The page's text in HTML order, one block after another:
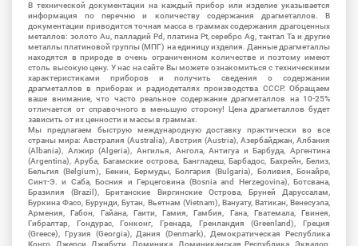
В технической документации на каждый прибор или изделие указывается
информация по перечню и количеству содержания драгметаллов. В
документации приводится точная масса в граммах содержания драгоценных
металлов: золото Au, палладий Pd, платина Pt, серебро Ag, тантал Ta и другие
металлы платиновой группы (МПГ) на единицу изделия. Данные драгметаллы
находятся в природе в очень ограниченном количестве и поэтому имеют
столь высокую цену. У нас на сайте Вы можете ознакомиться с техническими
характеристиками приборов и получить сведения о содержании
драгметаллов в приборах и радиодеталях производства СССР. Обращаем
ваше внимание, что часто реальное содержание драгметаллов на 10-25%
отличается от справочного в меньшую сторону! Цена драгметаллов будет
зависить от их ценности и массы в граммах.
Мы предлагаем быструю международную доставку практически во все
страны мира: Австралия (Australia), Австрия (Austria), Азербайджан, Албания
(Albania), Алжир (Algeria), Ангилья, Ангола, Антигуа и Барбуда, Аргентина
(Argentina), Аруба, Багамские острова, Бангладеш, Барбадос, Бахрейн, Белиз,
Бельгия (Belgium), Бенин, Бермуды, Болгария (Bulgaria), Боливия, Бонайре,
Синт-Э. и Саба, Босния и Герцеговина (Bosnia and Herzegovina), Ботсвана,
Бразилия (Brazil), Британские Виргинские Острова, Бруней Даруссалам,
Буркина Фасо, Бурунди, Бутан, Вьетнам (Vietnam), Вануату, Ватикан, Венесуэла,
Армения, Габон, Гайана, Гаити, Гамия, Гамбия, Гана, Гватемала, Гвинея,
Гибралтар, Гондурас, Гонконг, Гренада, Гренландия (Greenland), Греция
(Greece), Грузия (Georgia), Дания (Denmark), Демократическая Республика